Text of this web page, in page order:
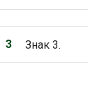
Варіант 3:
3 Знак 3.